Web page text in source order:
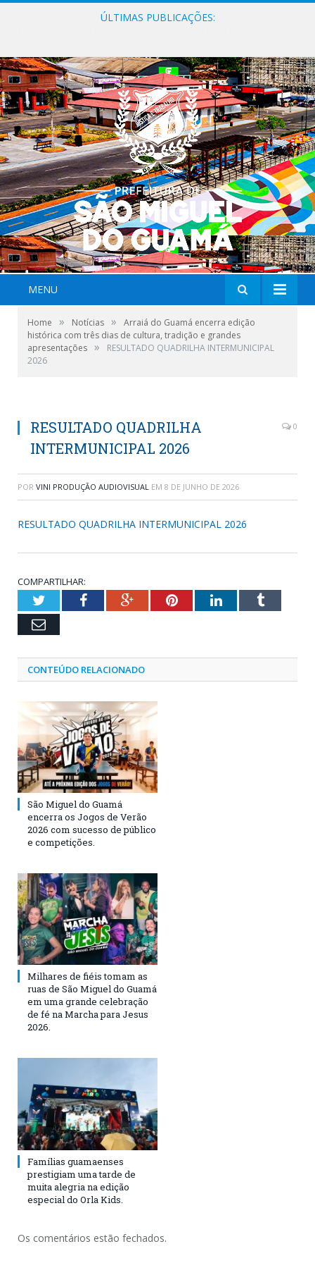
ÚLTIMAS PUBLICAÇÕES:
MENU
Home » Notícias »
Arraiá do Guamá encerra edição
histórica com três dias de cultura, tradição e grandes
apresentações »
RESULTADO QUADRILHA INTERMUNICIPAL
2026
RESULTADO QUADRILHA
INTERMUNICIPAL 2026
0
POR VINI PRODUÇÃO AUDIOVISUAL EM 8 DE JUNHO DE 2026
RESULTADO QUADRILHA INTERMUNICIPAL 2026
COMPARTILHAR:
TwitterFacebookGoogle+PinterestLinkedInTumblr
Email
CONTEÚDO RELACIONADO
São Miguel do Guamá
encerra os Jogos de Verão
2026 com sucesso de público
e competições.
Milhares de fiéis tomam as
ruas de São Miguel do Guamá
em uma grande celebração
de fé na Marcha para Jesus
2026.
Famílias guamaenses
prestigiam uma tarde de
muita alegria na edição
especial do Orla Kids.
Os comentários estão fechados.